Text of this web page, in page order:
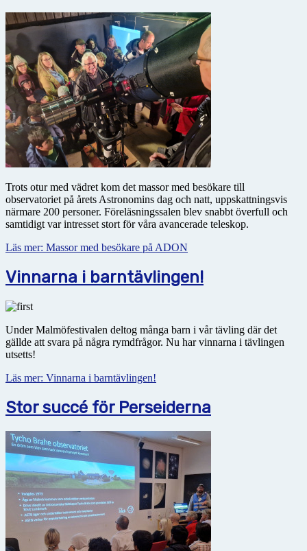
Trots otur med vädret kom det massor med besökare till
observatoriet på årets Astronomins dag och natt, uppskattningsvis
närmare 200 personer. Föreläsningssalen blev snabbt överfull och
samtidigt var intresset stort för våra avancerade teleskop.
Läs mer: Massor med besökare på ADON
Vinnarna i barntävlingen!
Under Malmöfestivalen deltog många barn i vår tävling där det
gällde att svara på några rymdfrågor. Nu har vinnarna i tävlingen
utsetts!
Läs mer: Vinnarna i barntävlingen!
Stor succé för Perseiderna